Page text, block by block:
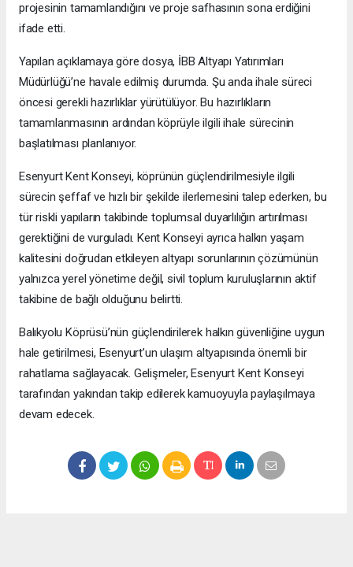
projesinin tamamlandığını ve proje safhasının sona erdiğini
ifade etti.
Yapılan açıklamaya göre dosya, İBB Altyapı Yatırımları
Müdürlüğü’ne havale edilmiş durumda. Şu anda ihale süreci
öncesi gerekli hazırlıklar yürütülüyor. Bu hazırlıkların
tamamlanmasının ardından köprüyle ilgili ihale sürecinin
başlatılması planlanıyor.
Esenyurt Kent Konseyi, köprünün güçlendirilmesiyle ilgili
sürecin şeffaf ve hızlı bir şekilde ilerlemesini talep ederken, bu
tür riskli yapıların takibinde toplumsal duyarlılığın artırılması
gerektiğini de vurguladı. Kent Konseyi ayrıca halkın yaşam
kalitesini doğrudan etkileyen altyapı sorunlarının çözümünün
yalnızca yerel yönetime değil, sivil toplum kuruluşlarının aktif
takibine de bağlı olduğunu belirtti.
Balıkyolu Köprüsü’nün güçlendirilerek halkın güvenliğine uygun
hale getirilmesi, Esenyurt’un ulaşım altyapısında önemli bir
rahatlama sağlayacak. Gelişmeler, Esenyurt Kent Konseyi
tarafından yakından takip edilerek kamuoyuyla paylaşılmaya
devam edecek.